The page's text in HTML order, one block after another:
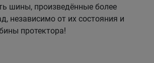
шины, произведённые более
независимо от их состояния и
протектора!